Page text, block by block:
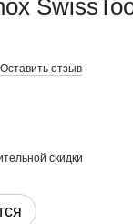
Оставить отзыв
скидки